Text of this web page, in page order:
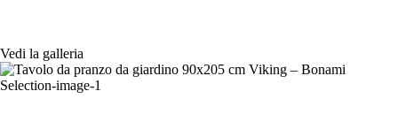
Vedi la galleria